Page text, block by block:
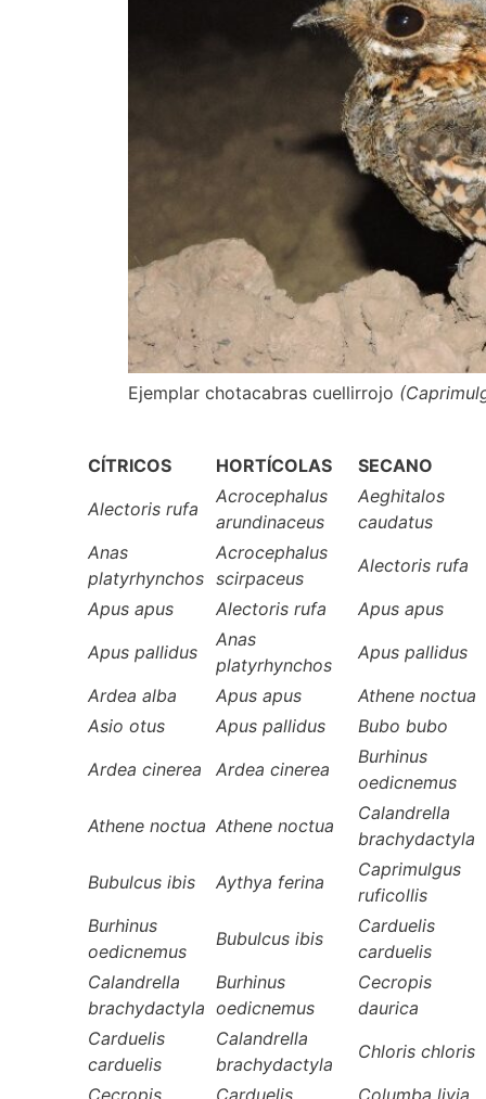
Ejemplar chotacabras cuellirrojo
CÍTRICOS HORTÍCOLAS
SECANO
Alectoris rufa
Acrocephalus
arundinaceus
Aeghitalos
caudatus
Anas
platyrhynchos
Acrocephalus
scirpaceus
Alectoris rufa
Apus apus
Alectoris rufa
Apus apus
Apus pallidus
Anas
platyrhynchos
Apus pallidus
Ardea alba
Apus apus
Athene noctua
Asio otus
Apus pallidus
Bubo bubo
Ardea cinerea
Ardea cinerea
Burhinus
oedicnemus
Athene noctua Athene noctua
Calandrella
brachydactyla
Bubulcus ibis
Aythya ferina
Caprimulgus
ruficollis
Burhinus
oedicnemus
Bubulcus ibis
Carduelis
carduelis
Calandrella
brachydactyla
Burhinus
oedicnemus
Cecropis
daurica
Carduelis
carduelis
Calandrella
brachydactyla
Chloris chloris
Cecropis
Carduelis Columba livia